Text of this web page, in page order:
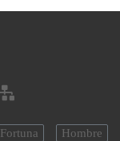
Fortuna
Hombre